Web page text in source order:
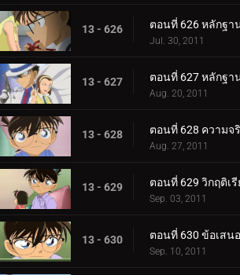
13 - 626
Jul. 30, 2011
13 - 627
Aug. 20, 2011
13 - 628
Aug. 27, 2011
13 - 629
Sep. 03, 2011
13 - 630
Sep. 10, 2011